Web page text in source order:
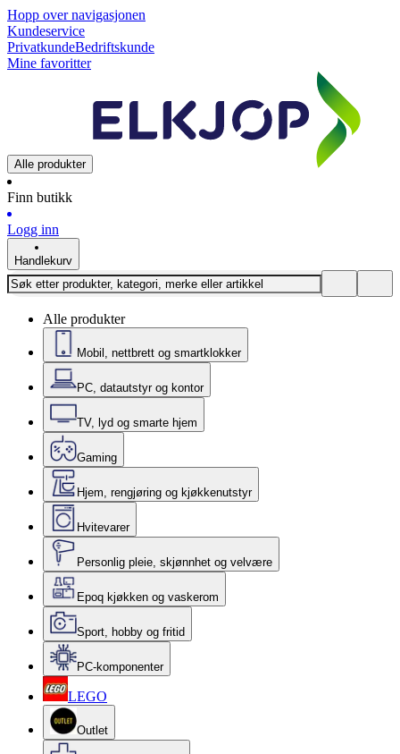
Hopp over navigasjonen
Kundeservice
PrivatkundeBedriftskunde
Mine favoritter
Alle produkter
Finn butikk
Logg inn
Handlekurv
Alle produkter
Mobil, nettbrett og smartklokker
PC, datautstyr og kontor
TV, lyd og smarte hjem
Gaming
Hjem, rengjøring og kjøkkenutstyr
Hvitevarer
Personlig pleie, skjønnhet og velvære
Epoq kjøkken og vaskerom
Sport, hobby og fritid
PC-komponenter
LEGO
Outlet